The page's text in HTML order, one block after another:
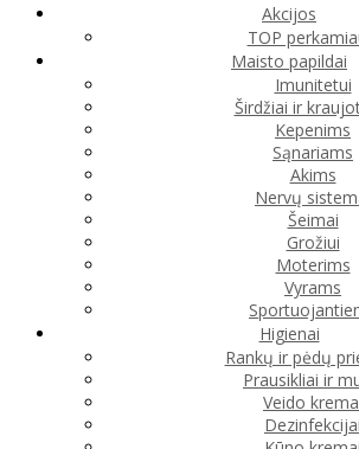
Akcijos
TOP
Maisto papildai
Imunitetui
Širdžiai ir
Kepenims
Sąnariams
Akims
Nervų
Šeimai
Grožiui
Moterims
Vyrams
Higienai
Rankų ir pėdų
Prausikliai ir
Veido
Dezinfekcijai